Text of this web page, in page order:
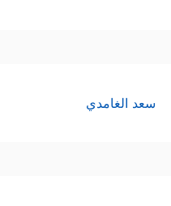
سعد الغامدي